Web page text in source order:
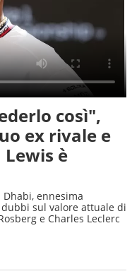
così",
ex rivale e
Lewis è
ennesima
sul valore attuale di
e Charles Leclerc